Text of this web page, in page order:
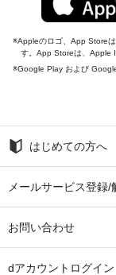
Appleのロゴ、App Store
す。App Storeは、Apple
Google Play および
はじめての方へ
メールサービス登録/
お問い合わせ
dアカウントログイン